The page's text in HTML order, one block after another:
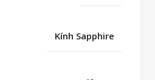
Kính Sapphire